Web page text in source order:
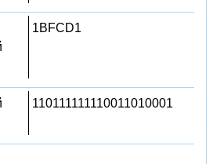
1BFCD1
110111111110011010001